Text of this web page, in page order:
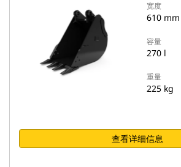
宽度
610 mm
容量
270 l
重量
225 kg
查看详细信息